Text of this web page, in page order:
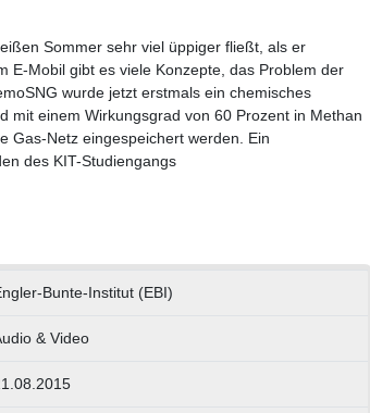
Sommer sehr viel üppiger fließt, als er
E-Mobil gibt es viele Konzepte, das Problem der
wurde jetzt erstmals ein chemisches
mit einem Wirkungsgrad von 60 Prozent in Methan
Gas-Netz eingespeichert werden. Ein
des KIT-Studiengangs
Bunte-Institut (EBI)
& Video